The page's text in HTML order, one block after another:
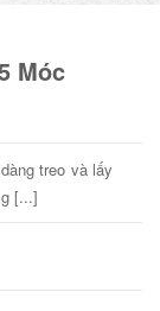
Móc
treo và lấy
[...]